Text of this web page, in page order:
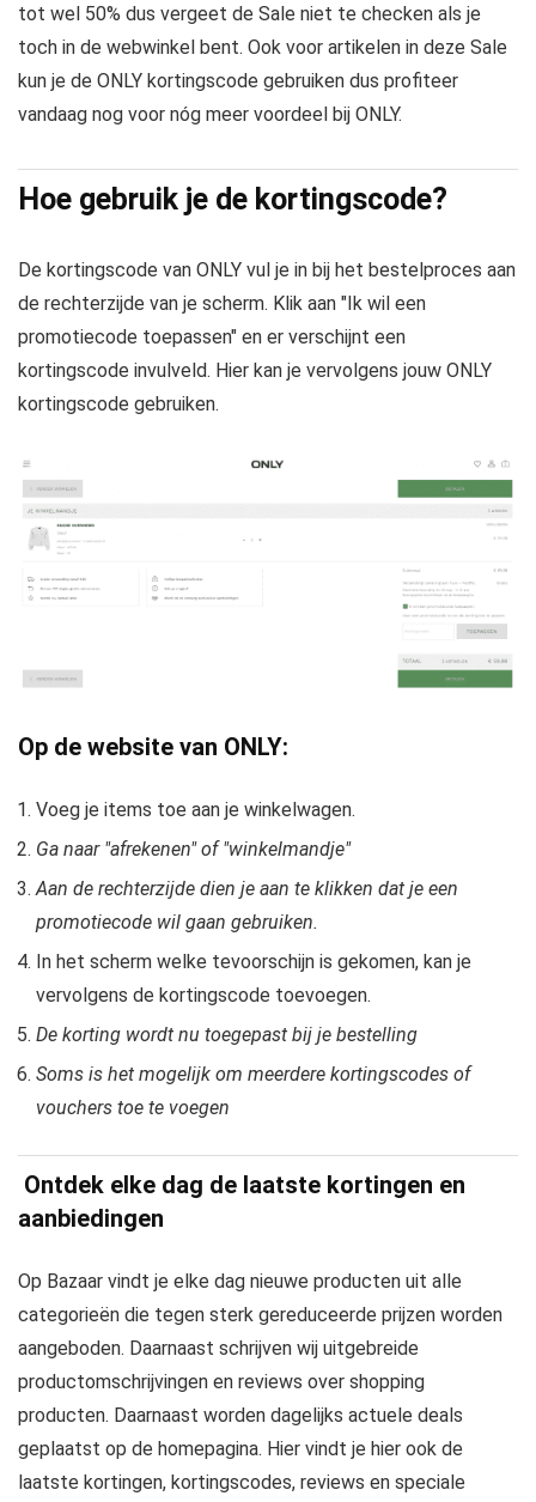
tot wel 50% dus vergeet de Sale niet te checken als je
toch in de webwinkel bent. Ook voor artikelen in deze Sale
kun je de ONLY kortingscode gebruiken dus profiteer
vandaag nog voor nóg meer voordeel bij ONLY.
Hoe gebruik je de kortingscode?
De kortingscode van ONLY vul je in bij het bestelproces aan
de rechterzijde van je scherm. Klik aan "Ik wil een
promotiecode toepassen" en er verschijnt een
kortingscode invulveld. Hier kan je vervolgens jouw ONLY
kortingscode gebruiken.
Op de website van ONLY:
Voeg je items toe aan je winkelwagen.
Ga naar "afrekenen" of "winkelmandje"
Aan de rechterzijde dien je aan te klikken dat je een
promotiecode wil gaan gebruiken.
In het scherm welke tevoorschijn is gekomen, kan je
vervolgens de kortingscode toevoegen.
De korting wordt nu toegepast bij je bestelling
Soms is het mogelijk om meerdere kortingscodes of
vouchers toe te voegen
Ontdek elke dag de laatste kortingen en
aanbiedingen
Op Bazaar vindt je elke dag nieuwe producten uit alle
categorieën die tegen sterk gereduceerde prijzen worden
aangeboden. Daarnaast schrijven wij uitgebreide
productomschrijvingen en reviews over shopping
producten. Daarnaast worden dagelijks actuele deals
geplaatst op de homepagina. Hier vindt je hier ook de
laatste kortingen, kortingscodes, reviews en speciale